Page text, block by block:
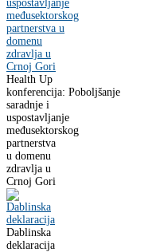
Health Up
konferencija: Poboljšanje
saradnje i
uspostavljanje
međusektorskog
partnerstva
u domenu
zdravlja u
Crnoj Gori
Dablinska
deklaracija